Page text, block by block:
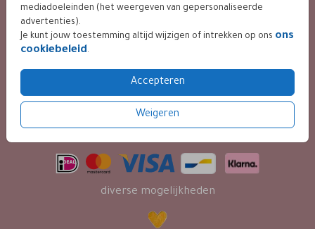
mediadoeleinden (het weergeven van gepersonaliseerde
advertenties).
Je kunt jouw toestemming altijd wijzigen of intrekken op ons ons
cookiebeleid.
Accepteren
Weigeren
KLANTWAARDERING
9.4 / 10 op basis van 400+ reviews
BETALING VEILIG VIA
diverse mogelijkheden